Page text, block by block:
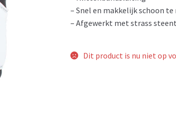
– Snel en makkelijk schoon te
– Afgewerkt met strass
Dit product is nu niet op